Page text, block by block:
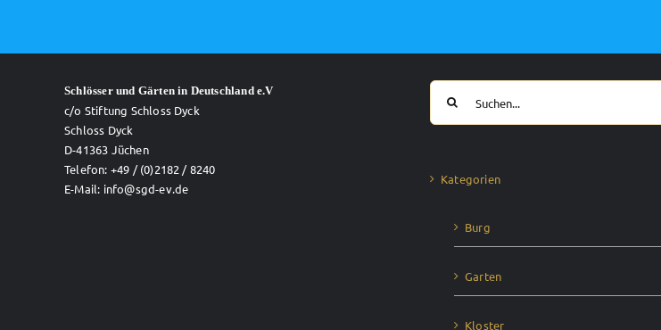
Schlösser und Gärten in Deutschland e.V
c/o Stiftung Schloss Dyck
Schloss Dyck
D-41363 Jüchen
Telefon: +49 / (0)2182 / 8240
E-Mail: info@sgd-ev.de
Suche
nach:
Kategorien
Burg
Garten
Kloster